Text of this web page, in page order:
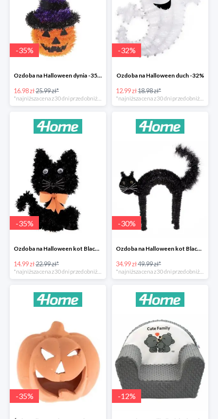
-35%
Ozdoba na Halloween dynia -35%
16.98 zł25.99 zł*
*najniższa cena z 30 dni przed obniżką
-32%
Ozdoba na Halloween duch -32%
12.99 zł18.98 zł*
*najniższa cena z 30 dni przed obniżką
-35%
Ozdoba na Halloween kot Blackie -35%
14.99 zł22.99 zł*
-30%
Ozdoba na Halloween kot Black -35%
34.99 zł49.99 zł*
-35% -12%